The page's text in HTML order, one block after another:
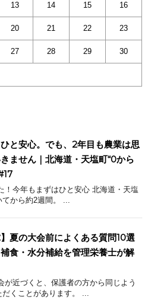
13 14 15 16
20 21 22 23
27 28 29 30
と安心。でも、2年目も農業は思
ません｜北海道・天塩町“0から
！今年もまずはひと安心 北海道・天塩
てから約2週間。 ...
】夏の大会前によくある質問10選
補食・水分補給を管理栄養士が解
が近づくと、保護者の方から同じよう
だくことがあります。 ...